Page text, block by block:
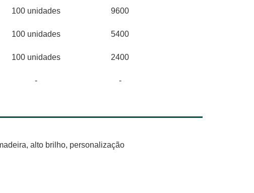
100 unidades 9600
100 unidades 5400
100 unidades 2400
- -
alto brilho, personalização